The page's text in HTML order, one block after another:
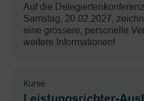
Auf die
Samstag, 20.02.2027,
eine grössere, personelle
weitere Informationen!
Kurse